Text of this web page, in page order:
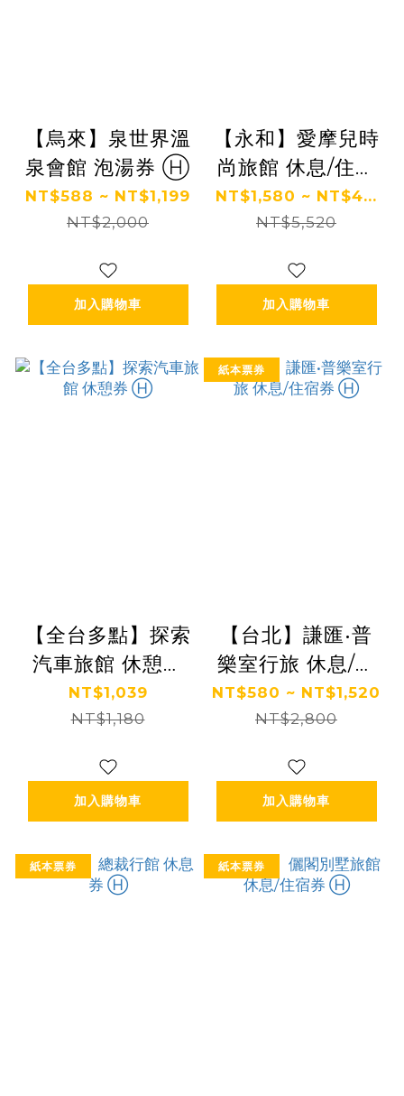
【烏來】泉世界溫
泉會館 泡湯券 Ⓗ
NT$588 ~ NT$1,199
NT$2,000
加入購物車
【永和】愛摩兒時
尚旅館 休息/住宿
券 Ⓗ
NT$1,580 ~ NT$4...
NT$5,520
加入購物車
【全台多點】探索
汽車旅館 休憩券
Ⓗ
NT$1,039
NT$1,180
加入購物車
紙本票券
【台北】謙匯•普
樂室行旅 休息/住
宿券 Ⓗ
NT$580 ~ NT$1,520
NT$2,800
加入購物車
紙本票券 紙本票券